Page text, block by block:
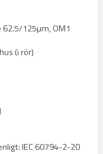
125µm, OM1
(i rör)
IEC 60794-2-20